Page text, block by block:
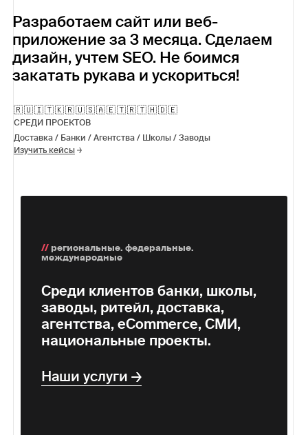
🇷🇺🇮🇹🇰🇷🇺🇸🇦🇪🇹🇷🇹🇭🇩🇪
СРЕДИ ПРОЕКТОВ
Доставка / Банки / Агентства / Школы / Заводы
Изучить кейсы
Разработаем сайт или веб-
приложение за 3 месяца. Сделаем
дизайн, учтем SEO. Не боимся
закатать рукава и ускориться!
// региональные. федеральные.
международные
Среди клиентов банки, школы,
заводы, ритейл, доставка,
агентства, eСommerce, СМИ,
национальные проекты.
Наши услуги